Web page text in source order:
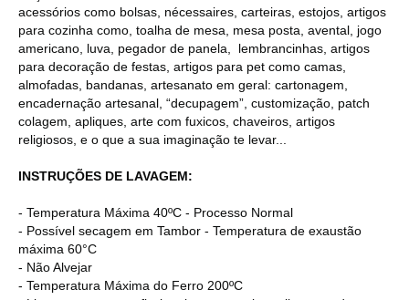
acessórios como bolsas, nécessaires, carteiras, estojos, artigos
para cozinha como, toalha de mesa, mesa posta, avental, jogo
americano, luva, pegador de panela, lembrancinhas, artigos
para decoração de festas, artigos para pet como camas,
almofadas, bandanas, artesanato em geral: cartonagem,
encadernação artesanal, “decupagem”, customização, patch
colagem, apliques, arte com fuxicos, chaveiros, artigos
religiosos, e o que a sua imaginação te levar...
INSTRUÇÕES DE LAVAGEM:
- Temperatura Máxima 40ºC - Processo Normal
- Possível secagem em Tambor - Temperatura de exaustão
máxima 60°C
- Não Alvejar
- Temperatura Máxima do Ferro 200ºC